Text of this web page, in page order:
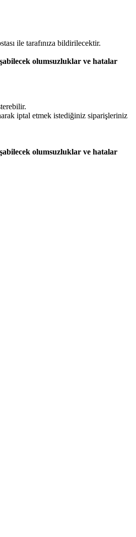
ile tarafınıza bildirilecektir.
olumsuzluklar ve hatalar
iptal etmek istediğiniz siparişleriniz
olumsuzluklar ve hatalar